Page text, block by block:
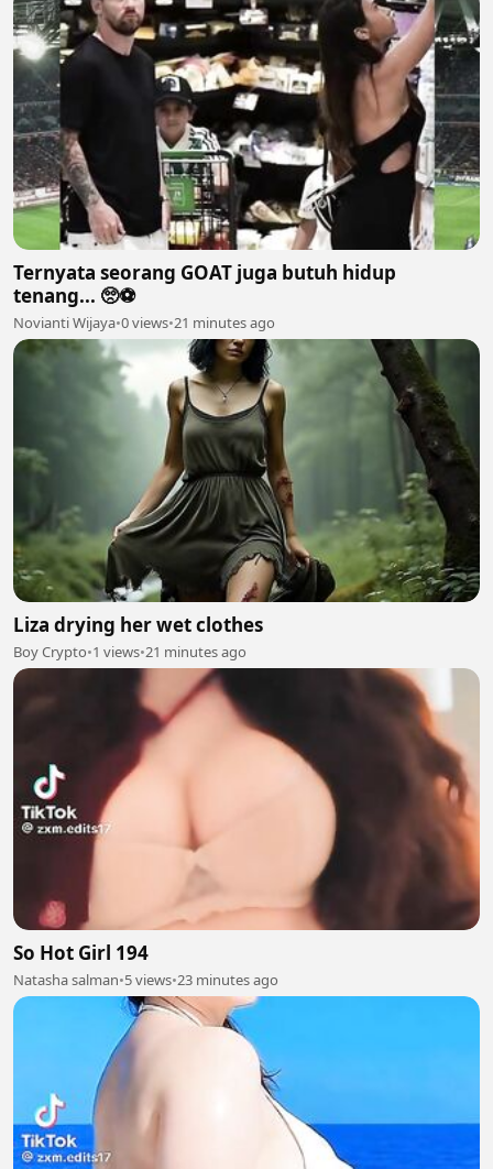
Ternyata seorang GOAT juga butuh hidup
tenang... 🥺⚽
Novianti Wijaya•0 views•21 minutes ago
Liza drying her wet clothes
Boy Crypto•1 views•21 minutes ago
So Hot Girl 194
Natasha salman•5 views•23 minutes ago